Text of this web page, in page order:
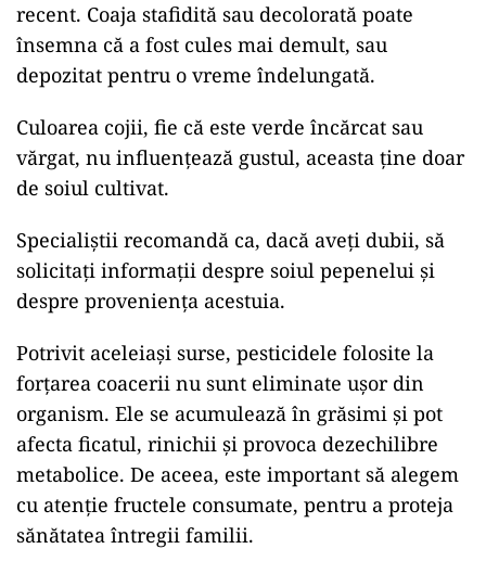
recent. Coaja stafidită sau decolorată poate
însemna că a fost cules mai demult, sau
depozitat pentru o vreme îndelungată.
Culoarea cojii, fie că este verde încărcat sau
vărgat, nu influențează gustul, aceasta ține doar
de soiul cultivat.
Specialiștii recomandă ca, dacă aveți dubii, să
solicitați informații despre soiul pepenelui și
despre proveniența acestuia.
Potrivit aceleiași surse, pesticidele folosite la
forțarea coacerii nu sunt eliminate ușor din
organism. Ele se acumulează în grăsimi și pot
afecta ficatul, rinichii și provoca dezechilibre
metabolice. De aceea, este important să alegem
cu atenție fructele consumate, pentru a proteja
sănătatea întregii familii.